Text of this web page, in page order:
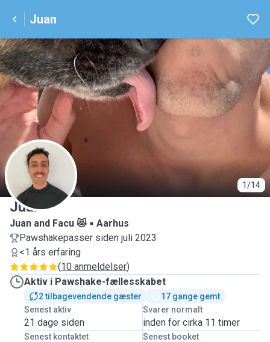
Juan
1/14
J
Juan
Juan and Facu 😻
Aarhus
Pawshakepasser siden juli 2023
<1 års erfaring
(10 anmeldelser)
Aktiv i Pawshake-fællesskabet
2 tilbagevendende gæster
17 gange gemt
Senest aktiv
21 dage siden
Svarer normalt
inden for cirka 11 timer
Senest kontaktet Senest booket